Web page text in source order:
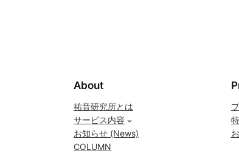
About
祐音研究所とは
サービス内容
お知らせ (News)
COLUMN